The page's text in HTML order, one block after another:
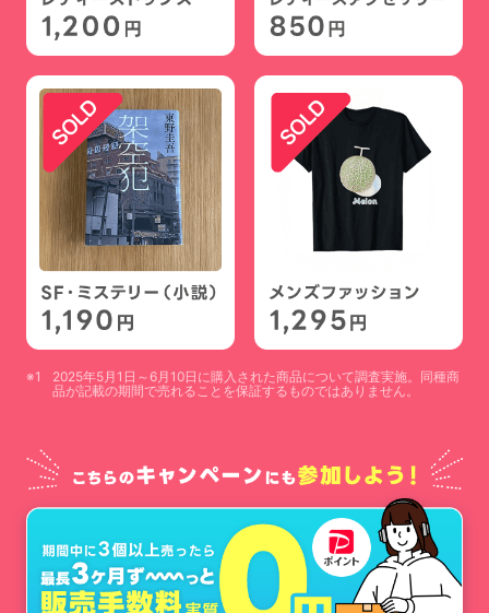
2025年5月1日～6月10日に購入された商品について調査実施。同種商
品が記載の期間で売れることを保証するものではありません。